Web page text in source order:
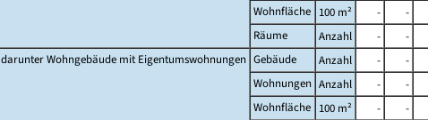
Wohnfläche 100 m² - -
Räume
Anzahl - -
darunter Wohngebäude mit Eigentumswohnungen Gebäude Anzahl - -
Wohnungen Anzahl - -
Wohnfläche 100 m² - -